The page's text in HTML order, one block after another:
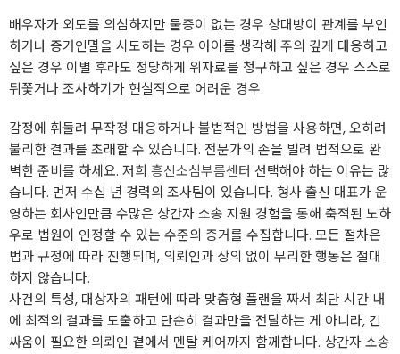
배우자가 외도를 의심하지만 물증이 없는 경우 상대방이 관계를 부인
하거나 증거인멸을 시도하는 경우 아이를 생각해 주의 깊게 대응하고
싶은 경우 이별 후라도 정당하게 위자료를 청구하고 싶은 경우 스스로
뒤쫓거나 조사하기가 현실적으로 어려운 경우
감정에 휘둘려 무작정 대응하거나 불법적인 방법을 사용하면, 오히려
불리한 결과를 초래할 수 있습니다. 전문가의 손을 빌려 법적으로 완
벽한 준비를 하세요. 저희 흥신소심부름센터 선택해야 하는 이유는 많
습니다. 먼저 수십 년 경력의 조사팀이 있습니다. 형사 출신 대표가 운
영하는 회사인만큼 수많은 상간자 소송 지원 경험을 통해 축적된 노하
우로 법원이 인정할 수 있는 수준의 증거를 수집합니다. 모든 절차은
법과 규정에 따라 진행되며, 의뢰인과 상의 없이 무리한 행동은 절대
하지 않습니다.
사건의 특성, 대상자의 패턴에 따라 맞춤형 플랜을 짜서 최단 시간 내
에 최적의 결과를 도출하고 단순히 결과만을 전달하는 게 아니라, 긴
싸움이 필요한 의뢰인 곁에서 멘탈 케어까지 함께합니다. 상간자 소송